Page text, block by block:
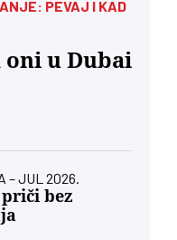
PEVAJ I KAD
oni u Dubai
– JUL 2026.
bez